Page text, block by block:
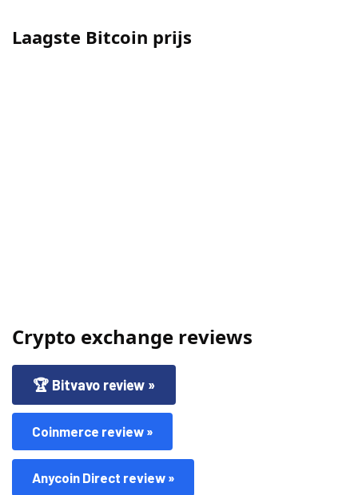
Laagste Bitcoin prijs
Crypto exchange reviews
🏆 Bitvavo review »
Coinmerce review »
Anycoin Direct review »